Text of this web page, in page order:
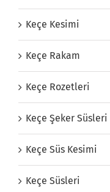
Keçe Kesimi
Keçe Rakam
Keçe Rozetleri
Keçe Şeker Süsleri
Keçe Süs Kesimi
Keçe Süsleri